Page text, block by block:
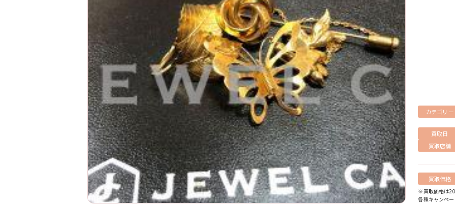
カテゴリー
買取日
買取店舗
買取価格
※買取価格は
各種キャンペ